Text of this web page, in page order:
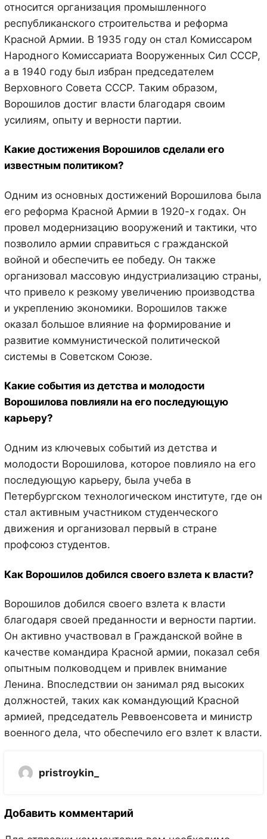
относится организация промышленного
республиканского строительства и реформа
Красной Армии. В 1935 году он стал Комиссаром
Народного Комиссариата Вооруженных Сил СССР,
а в 1940 году был избран председателем
Верховного Совета СССР. Таким образом,
Ворошилов достиг власти благодаря своим
усилиям, опыту и верности партии.
Какие достижения Ворошилов сделали его
известным политиком?
Одним из основных достижений Ворошилова была
его реформа Красной Армии в 1920-х годах. Он
провел модернизацию вооружений и тактики, что
позволило армии справиться с гражданской
войной и обеспечить ее победу. Он также
организовал массовую индустриализацию страны,
что привело к резкому увеличению производства
и укреплению экономики. Ворошилов также
оказал большое влияние на формирование и
развитие коммунистической политической
системы в Советском Союзе.
Какие события из детства и молодости
Ворошилова повлияли на его последующую
карьеру?
Одним из ключевых событий из детства и
молодости Ворошилова, которое повлияло на его
последующую карьеру, была учеба в
Петербургском технологическом институте, где он
стал активным участником студенческого
движения и организовал первый в стране
профсоюз студентов.
Как Ворошилов добился своего взлета к власти?
Ворошилов добился своего взлета к власти
благодаря своей преданности и верности партии.
Он активно участвовал в Гражданской войне в
качестве командира Красной армии, показал себя
опытным полководцем и привлек внимание
Ленина. Впоследствии он занимал ряд высоких
должностей, таких как командующий Красной
армией, председатель Реввоенсовета и министр
военного дела, что обеспечило его взлет к власти.
pristroykin_
Добавить комментарий